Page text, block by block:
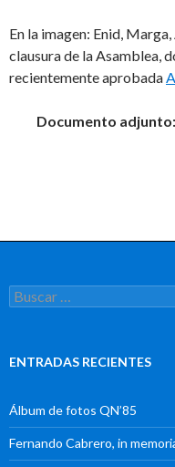
En la imagen: Enid,
clausura de la Asamblea,
recientemente aprobada
Documento adjunto:
Buscar:
ENTRADAS RECIENTES
Álbum de fotos QN’85
Fernando Cabrero, in